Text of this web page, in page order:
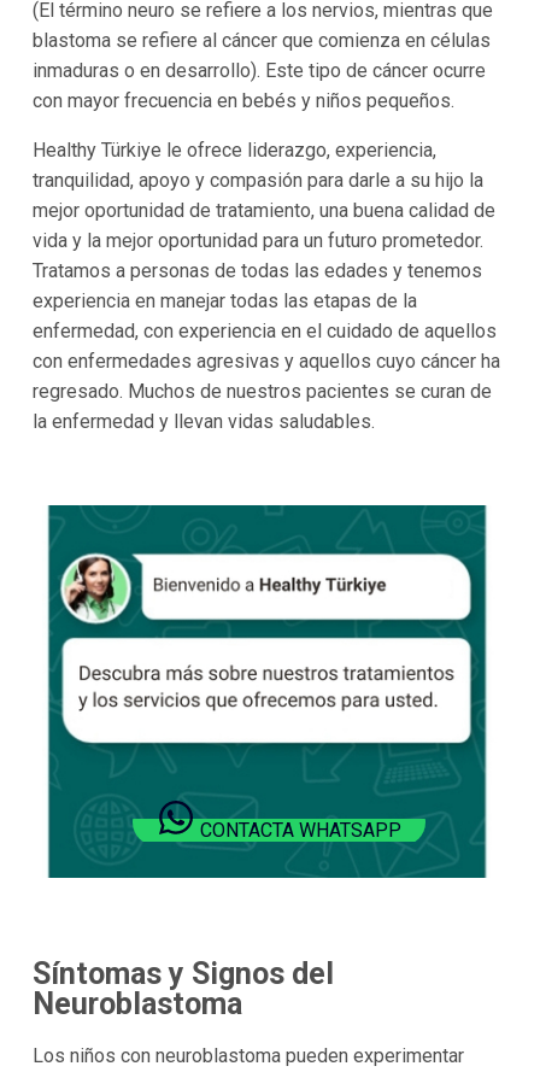
(El término neuro se refiere a los nervios, mientras que
blastoma se refiere al cáncer que comienza en células
inmaduras o en desarrollo). Este tipo de cáncer ocurre
con mayor frecuencia en bebés y niños pequeños.
Healthy Türkiye le ofrece liderazgo, experiencia,
tranquilidad, apoyo y compasión para darle a su hijo la
mejor oportunidad de tratamiento, una buena calidad de
vida y la mejor oportunidad para un futuro prometedor.
Tratamos a personas de todas las edades y tenemos
experiencia en manejar todas las etapas de la
enfermedad, con experiencia en el cuidado de aquellos
con enfermedades agresivas y aquellos cuyo cáncer ha
regresado. Muchos de nuestros pacientes se curan de
la enfermedad y llevan vidas saludables.
CONTACTA WHATSAPP
Síntomas y Signos del
Neuroblastoma
Los niños con neuroblastoma pueden experimentar